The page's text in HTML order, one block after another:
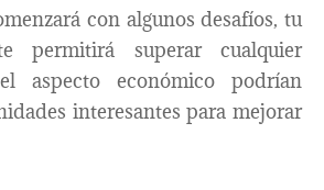
con algunos desafíos, tu
permitirá superar cualquier
aspecto económico podrían
interesantes para mejorar